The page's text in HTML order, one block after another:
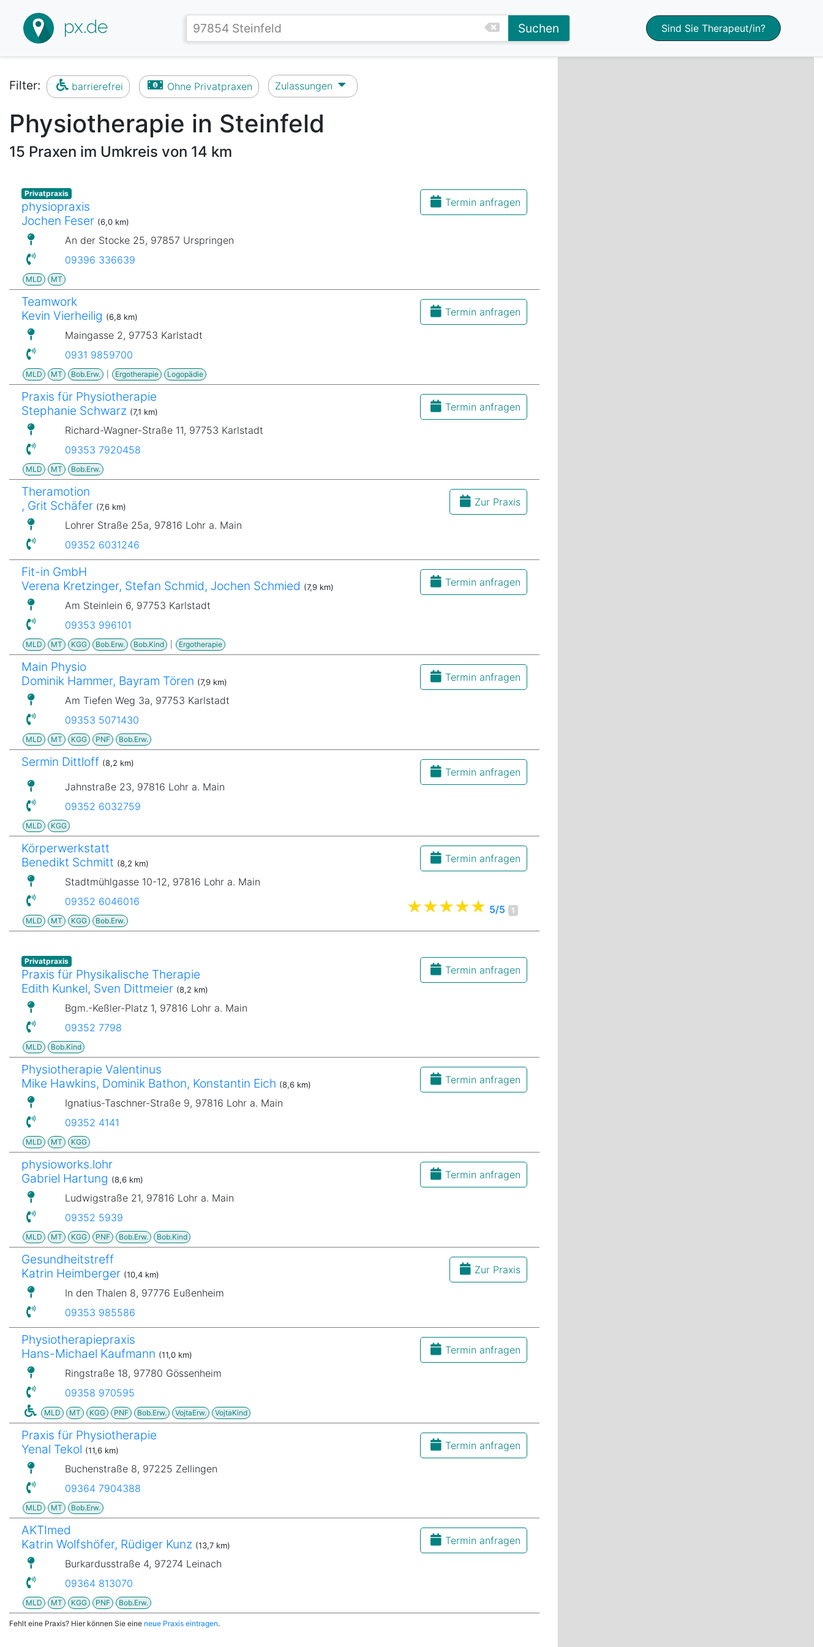
px.de Suchen Sind Sie Therapeut/in?
Filter: barrierefrei Ohne Privatpraxen Zulassungen
Physiotherapie in Steinfeld
15 Praxen im Umkreis von 14 km
Privatpraxis
physiopraxis
Jochen Feser (6,0 km)
Termin anfragen
An der Stocke 25, 97857 Urspringen
09396 336639
MLD MT
Teamwork
Kevin Vierheilig (6,8 km)
Termin anfragen
Maingasse 2, 97753 Karlstadt
0931 9859700
MLD MT Bob.Erw. Ergotherapie Logopädie
Praxis für Physiotherapie
Stephanie Schwarz (7,1 km)
Termin anfragen
Richard-Wagner-Straße 11, 97753 Karlstadt
09353 7920458
MLD MT Bob.Erw.
Theramotion
, Grit Schäfer (7,6 km)
Zur Praxis
Lohrer Straße 25a, 97816 Lohr a. Main
09352 6031246
Fit-in GmbH
Verena Kretzinger, Stefan Schmid, Jochen Schmied (7,9 km)
Termin anfragen
Am Steinlein 6, 97753 Karlstadt
09353 996101
MLD MT KGG Bob.Erw. Bob.Kind Ergotherapie
Main Physio
Dominik Hammer, Bayram Tören (7,9 km)
Termin anfragen
Am Tiefen Weg 3a, 97753 Karlstadt
09353 5071430
MLD MT KGG PNF Bob.Erw.
Sermin Dittloff (8,2 km)
Termin anfragen
Jahnstraße 23, 97816 Lohr a. Main
09352 6032759
MLD KGG
Körperwerkstatt
Benedikt Schmitt (8,2 km)
Termin anfragen
Stadtmühlgasse 10-12, 97816 Lohr a. Main
09352 6046016
MLD MT KGG Bob.Erw.
5/5 1
Privatpraxis
Praxis für Physikalische Therapie
Edith Kunkel, Sven Dittmeier (8,2 km)
Termin anfragen
Bgm.-Keßler-Platz 1, 97816 Lohr a. Main
09352 7798
MLD Bob.Kind
Physiotherapie Valentinus
Mike Hawkins, Dominik Bathon, Konstantin Eich (8,6 km)
Termin anfragen
Ignatius-Taschner-Straße 9, 97816 Lohr a. Main
09352 4141
MLD MT KGG
physioworks.lohr
Gabriel Hartung (8,6 km)
Termin anfragen
Ludwigstraße 21, 97816 Lohr a. Main
09352 5939
MLD MT KGG PNF Bob.Erw. Bob.Kind
Gesundheitstreff
Katrin Heimberger (10,4 km)
Zur Praxis
In den Thalen 8, 97776 Eußenheim
09353 985586
Physiotherapiepraxis
Hans-Michael Kaufmann (11,0 km)
Termin anfragen
Ringstraße 18, 97780 Gössenheim
09358 970595
MLD MT KGG PNF Bob.Erw. VojtaErw. VojtaKind
Praxis für Physiotherapie
Yenal Tekol (11,6 km)
Termin anfragen
Buchenstraße 8, 97225 Zellingen
09364 7904388
MLD MT Bob.Erw.
AKTImed
Katrin Wolfshöfer, Rüdiger Kunz (13,7 km)
Termin anfragen
Burkardusstraße 4, 97274 Leinach
09364 813070
MLD MT KGG PNF Bob.Erw.
Fehlt eine Praxis? Hier können Sie eine neue Praxis eintragen.